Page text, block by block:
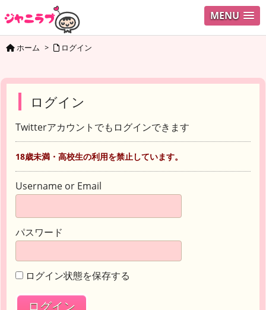
MENU
ホーム > ログイン
ログイン
Twitterアカウントでもログインできます
18歳未満・高校生の利用を禁止しています。
Username or Email
パスワード
ログイン状態を保存する